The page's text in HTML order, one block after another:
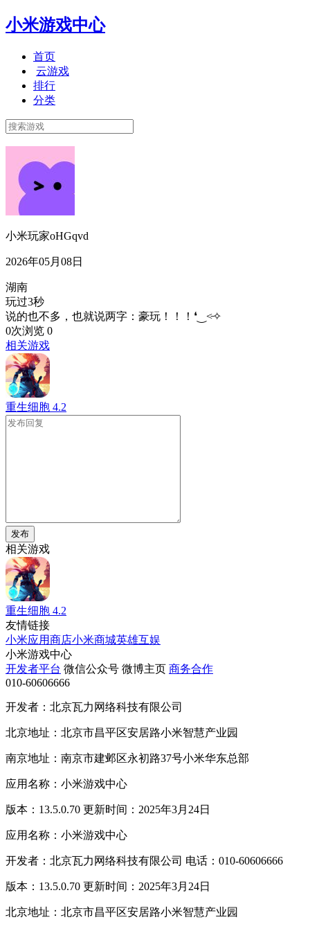
小米游戏中心
首页
云游戏
排行
分类
小米玩家oHGqvd
2026年05月08日
湖南
玩过3秒
说的也不多，也就说两字：豪玩！！！❛‿˂̵✧
0次浏览 0
相关游戏
重生细胞 4.2
发布
相关游戏
重生细胞 4.2
友情链接
小米应用商店小米商城英雄互娱
小米游戏中心
开发者平台 微信公众号 微博主页 商务合作
010-60606666
开发者：北京瓦力网络科技有限公司
北京地址：北京市昌平区安居路小米智慧产业园
南京地址：南京市建邺区永初路37号小米华东总部
应用名称：小米游戏中心
版本：13.5.0.70 更新时间：2025年3月24日
应用名称：小米游戏中心
开发者：北京瓦力网络科技有限公司 电话：010-60606666
版本：13.5.0.70 更新时间：2025年3月24日
北京地址：北京市昌平区安居路小米智慧产业园